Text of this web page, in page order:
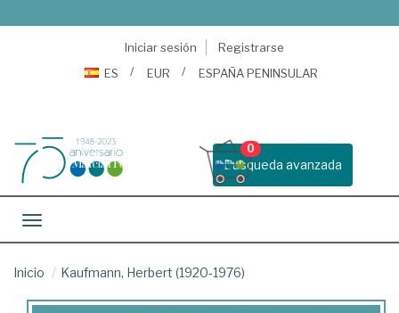
Iniciar sesión
Registrarse
ES
EUR ESPAÑA PENINSULAR
Busqueda avanzada
0
Toggle navigation
Inicio Kaufmann, Herbert (1920-1976)